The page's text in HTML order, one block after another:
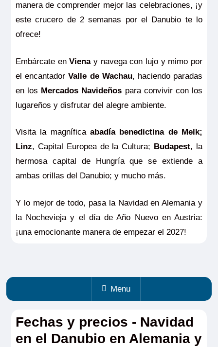
manera de comprender mejor las celebraciones, ¡y
este crucero de 2 semanas por el Danubio te lo
ofrece!
Embárcate enVienay navega con lujo y mimo por
el encantadorValle de Wachau, haciendo paradas
en los Mercados Navideños para convivir con los
lugareños y disfrutar del alegre ambiente.
Visita la magnífica abadía benedictina de Melk;
Linz, Capital Europea de la Cultura; Budapest, la
hermosa capital de Hungría que se extiende a
ambas orillas del Danubio; y mucho más.
Y lo mejor de todo, pasa la Navidad en Alemania y
la Nochevieja y el día de Año Nuevo en Austria:
¡una emocionante manera de empezar el 2027!
Menu
Fechas y precios - Navidad
en el Danubio en Alemania y